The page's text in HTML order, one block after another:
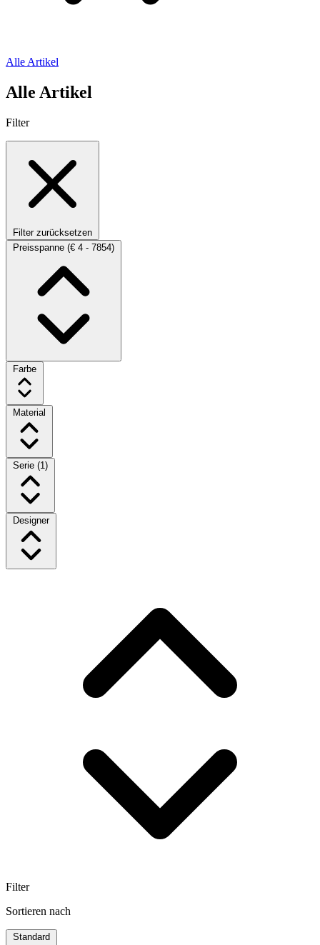
Alle Artikel
Alle Artikel
Filter
Filter zurücksetzen
Preisspanne (€ 4 - 7854)
Farbe
Material
Serie (1)
Designer
Filter
Sortieren nach
Standard